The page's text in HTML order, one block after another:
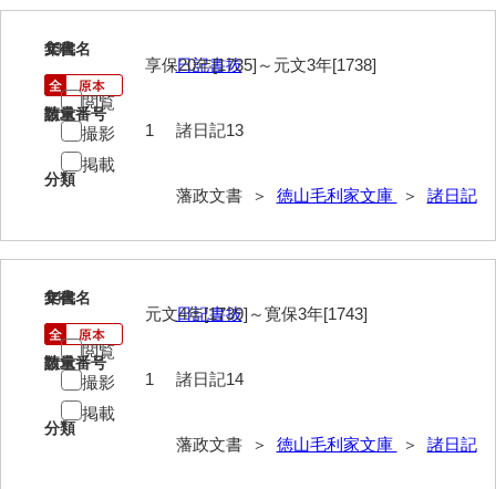
刑余録
御尋口上書取
沙汰書
法制録
御住居日記
西殿日記
13
文書名
日記書抜
請求番号
諸日記13
分類
藩政文書 ＞ 徳山毛利家文庫 ＞ 諸日記
年代
享保20年[1735]～元文3年[1738]
数量
1
閲覧
撮影
掲載
14
文書名
日記書抜
請求番号
諸日記14
分類
藩政文書 ＞ 徳山毛利家文庫 ＞ 諸日記
年代
元文4年[1739]～寛保3年[1743]
数量
1
閲覧
撮影
掲載